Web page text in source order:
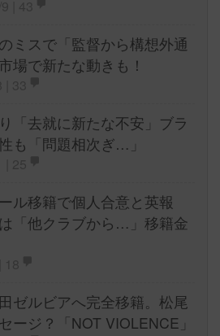
ミスで「監督から構想外通
場で新たな動きも！
「去就に新たな不安」ブラ
も「問題相次ぎ…」
ル移籍で個人合意と英報
「他クラブから…」移籍金
ゼルビアへ完全移籍。松尾
ージ？「NOT VIOLENCE」